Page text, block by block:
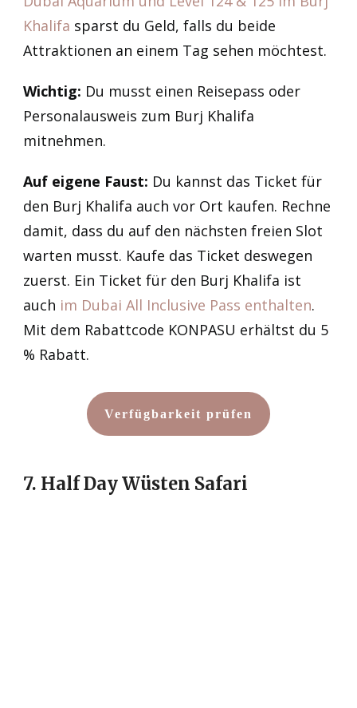
Khalifa sparst du Geld, falls du beide
Attraktionen an einem Tag sehen möchtest.
Wichtig: Du musst einen Reisepass oder
Personalausweis zum Burj Khalifa
mitnehmen.
Auf eigene Faust: Du kannst das Ticket für
den Burj Khalifa auch vor Ort kaufen. Rechne
damit, dass du auf den nächsten freien Slot
warten musst. Kaufe das Ticket deswegen
zuerst. Ein Ticket für den Burj Khalifa ist
auch im Dubai All Inclusive Pass enthalten.
Mit dem Rabattcode KONPASU erhältst du 5
% Rabatt.
Verfügbarkeit prüfen
7. Half Day Wüsten Safari